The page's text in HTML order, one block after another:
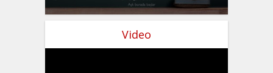
Video